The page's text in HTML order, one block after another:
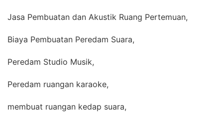
Jasa Pembuatan dan Akustik Ruang Pertemuan,
Biaya Pembuatan Peredam Suara,
Peredam Studio Musik,
Peredam ruangan karaoke,
membuat ruangan kedap suara,